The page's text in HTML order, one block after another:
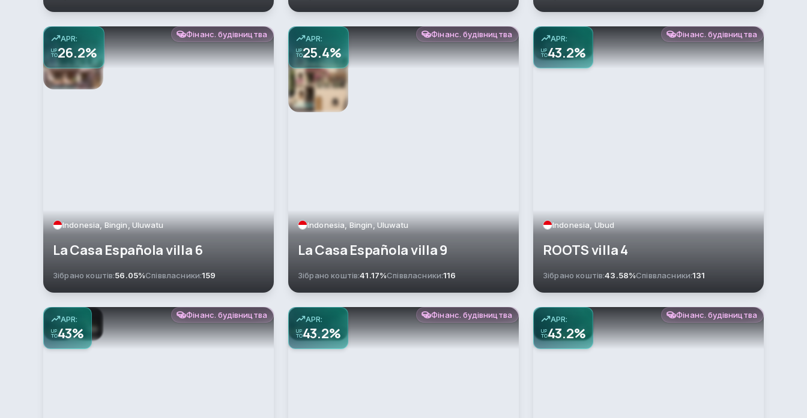
APR:
UP
TO26.2%
Фінанс. будівництва
Indonesia, Bingin, Uluwatu
La Casa Española villa 6
Зібрано коштів:56.05%Співвласники:159
APR:
UP
TO25.4%
Фінанс. будівництва
Indonesia, Bingin, Uluwatu
La Casa Española villa 9
Зібрано коштів:41.17%Співвласники:116
APR:
UP
TO43.2%
Фінанс. будівництва
Indonesia, Ubud
ROOTS villa 4
Зібрано коштів:43.58%Співвласники:131
APR:
UP
TO43%
Фінанс. будівництва APR:
UP
TO43.2%
Фінанс. будівництва APR:
UP
TO43.2%
Фінанс. будівництва